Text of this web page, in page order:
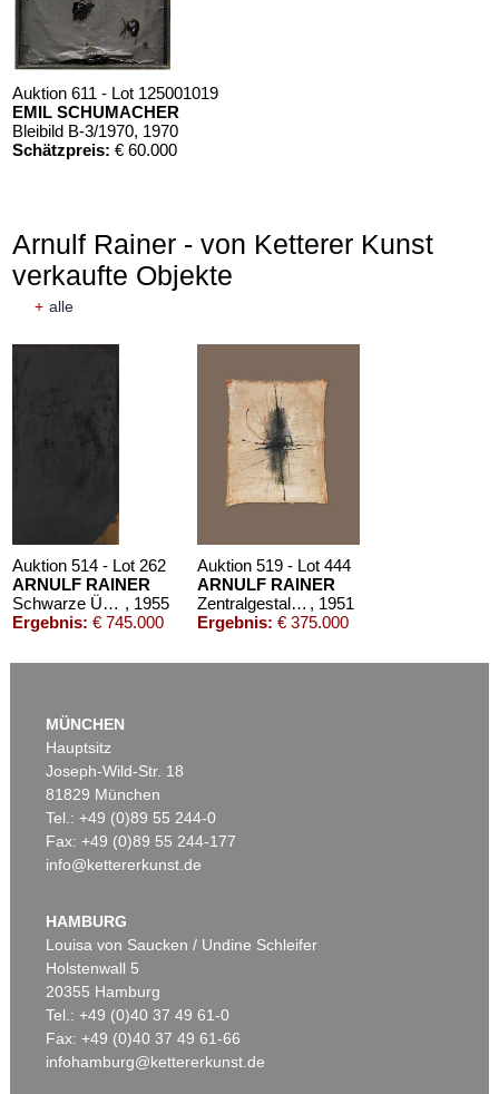
Auktion 611 - Lot 125001019
EMIL SCHUMACHER
Bleibild B-3/1970, 1970
Schätzpreis: € 60.000
Arnulf Rainer - von Ketterer Kunst
verkaufte Objekte
+ alle
Auktion 514 - Lot 262
ARNULF RAINER
Schwarze Übermalung auf Braun , 1955
Ergebnis: € 745.000
Auktion 519 - Lot 444
ARNULF RAINER
Zentralgestaltung , 1951
Ergebnis: € 375.000
Auktion 590 - Lot 11
Ergebnis:€ 279.400
MÜNCHEN
Hauptsitz
Joseph-Wild-Str. 18
81829 München
Tel.: +49 (0)89 55 244-0
Fax: +49 (0)89 55 244-177
info@kettererkunst.de
HAMBURG
Louisa von Saucken / Undine Schleifer
Holstenwall 5
20355 Hamburg
Tel.: +49 (0)40 37 49 61-0
Fax: +49 (0)40 37 49 61-66
infohamburg@kettererkunst.de